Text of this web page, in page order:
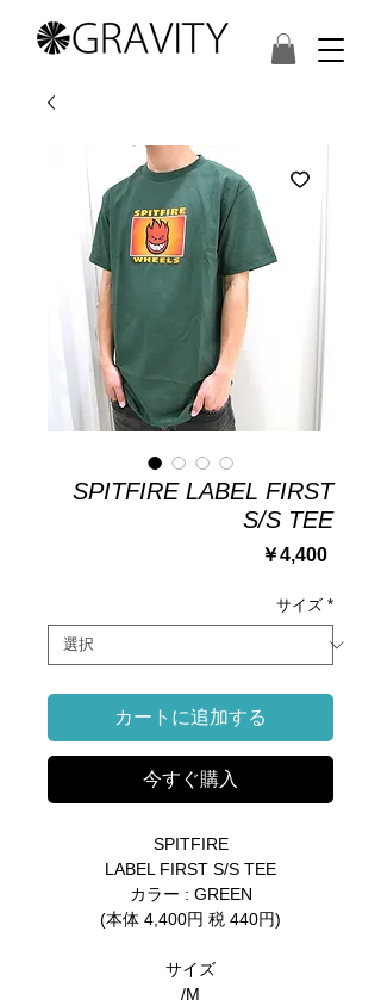
SPITFIRE LABEL FIRST
S/S TEE
￥4,400価
サイズ *
カートに追加する
今すぐ購入
SPITFIRE
LABEL FIRST S/S TEE
カラー : GREEN
(本体 4,400円 税 440円)
サイズ
/M